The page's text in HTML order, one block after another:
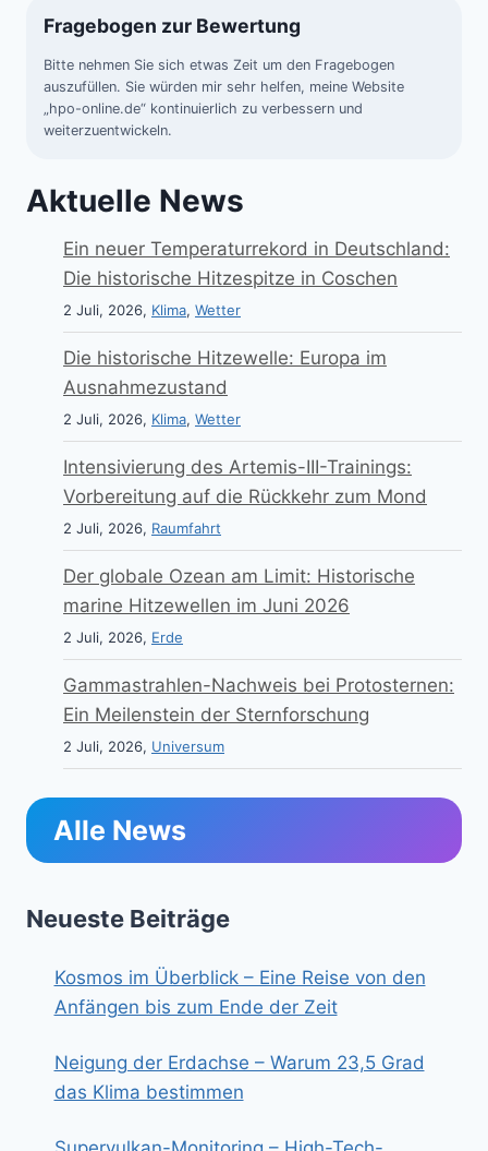
Fragebogen zur Bewertung
Bitte nehmen Sie sich etwas Zeit um den Fragebogen
auszufüllen. Sie würden mir sehr helfen, meine Website
„hpo-online.de“ kontinuierlich zu verbessern und
weiterzuentwickeln.
Aktuelle News
Ein neuer Temperaturrekord in Deutschland:
Die historische Hitzespitze in Coschen
2 Juli, 2026, Klima, Wetter
Die historische Hitzewelle: Europa im
Ausnahmezustand
2 Juli, 2026, Klima, Wetter
Intensivierung des Artemis-III-Trainings:
Vorbereitung auf die Rückkehr zum Mond
2 Juli, 2026, Raumfahrt
Der globale Ozean am Limit: Historische
marine Hitzewellen im Juni 2026
2 Juli, 2026, Erde
Gammastrahlen-Nachweis bei Protosternen:
Ein Meilenstein der Sternforschung
2 Juli, 2026, Universum
Alle News
Neueste Beiträge
Kosmos im Überblick – Eine Reise von den
Anfängen bis zum Ende der Zeit
Neigung der Erdachse – Warum 23,5 Grad
das Klima bestimmen